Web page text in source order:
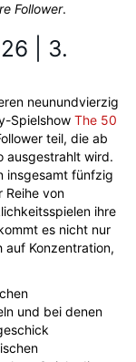
Follower.
| 3.
neunundvierzig
Spielshow The 50
teil, die ab
ausgestrahlt wird.
insgesamt fünfzig
Reihe von
ihre
es nicht nur
auf Konzentration,
und bei denen